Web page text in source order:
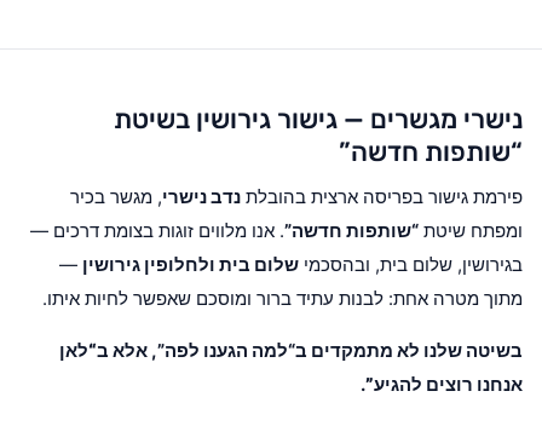
נישרי מגשרים — גישור גירושין בשיטת
“שותפות חדשה”
פירמת גישור בפריסה ארצית בהובלת נדב נישרי, מגשר בכיר
ומפתח שיטת “שותפות חדשה”. אנו מלווים זוגות בצומת דרכים —
בגירושין, שלום בית, ובהסכמי שלום בית ולחלופין גירושין —
מתוך מטרה אחת: לבנות עתיד ברור ומוסכם שאפשר לחיות איתו.
בשיטה שלנו לא מתמקדים ב“למה הגענו לפה”, אלא ב“לאן
אנחנו רוצים להגיע”.